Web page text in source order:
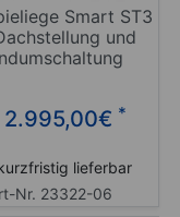
Smart ST3
und
2.995,00€ *
lieferbar
Nr. 23322-06